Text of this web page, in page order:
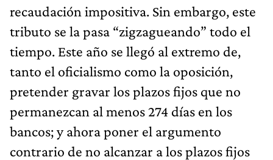
recaudación impositiva. Sin embargo, este
tributo se la pasa “zigzagueando” todo el
tiempo. Este año se llegó al extremo de,
tanto el oficialismo como la oposición,
pretender gravar los plazos fijos que no
permanezcan al menos 274 días en los
bancos; y ahora poner el argumento
contrario de no alcanzar a los plazos fijos